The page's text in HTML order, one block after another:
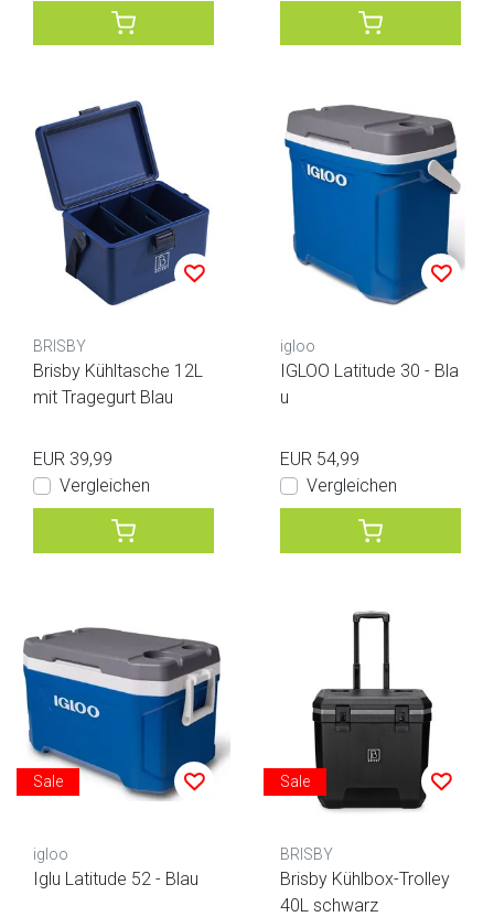
BRISBY
Brisby Kühltasche 12L
mit Tragegurt Blau
EUR 39,99
Vergleichen
igloo
IGLOO Latitude 30 - Bla
u
EUR 54,99
Vergleichen
Sale
igloo
Iglu Latitude 52 - Blau
Sale
BRISBY
Brisby Kühlbox-Trolley
40L schwarz